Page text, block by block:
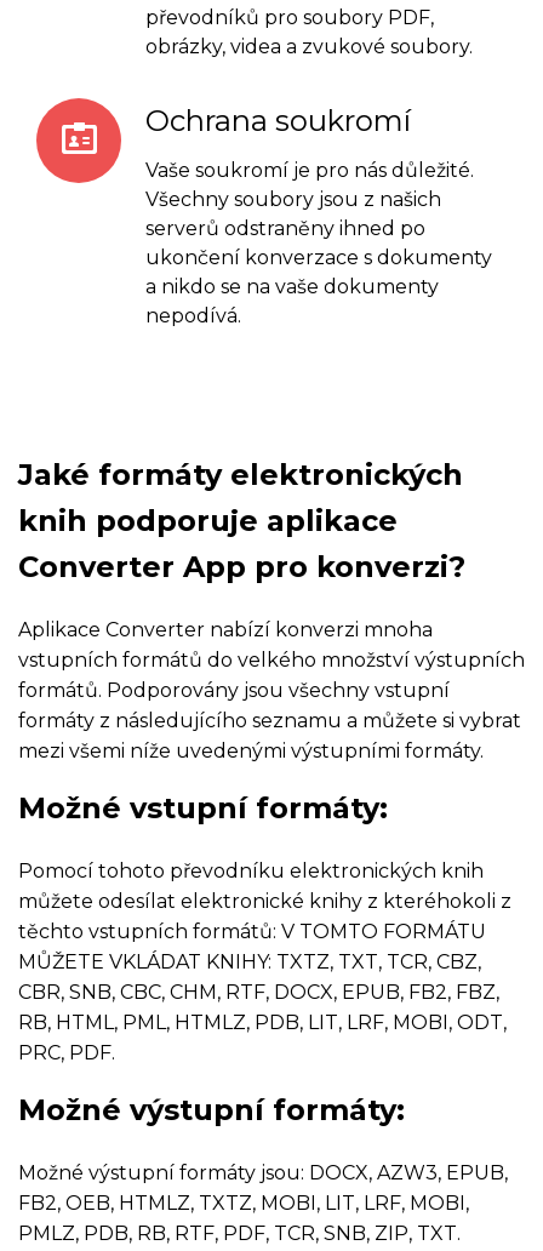
převodníků pro soubory PDF,
obrázky, videa a zvukové soubory.
Ochrana soukromí
Vaše soukromí je pro nás důležité.
Všechny soubory jsou z našich
serverů odstraněny ihned po
ukončení konverzace s dokumenty
a nikdo se na vaše dokumenty
nepodívá.
Jaké formáty elektronických
knih podporuje aplikace
Converter App pro konverzi?
Aplikace Converter nabízí konverzi mnoha
vstupních formátů do velkého množství výstupních
formátů. Podporovány jsou všechny vstupní
formáty z následujícího seznamu a můžete si vybrat
mezi všemi níže uvedenými výstupními formáty.
Možné vstupní formáty:
Pomocí tohoto převodníku elektronických knih
můžete odesílat elektronické knihy z kteréhokoli z
těchto vstupních formátů: V TOMTO FORMÁTU
MŮŽETE VKLÁDAT KNIHY: TXTZ, TXT, TCR, CBZ,
CBR, SNB, CBC, CHM, RTF, DOCX, EPUB, FB2, FBZ,
RB, HTML, PML, HTMLZ, PDB, LIT, LRF, MOBI, ODT,
PRC, PDF.
Možné výstupní formáty:
Možné výstupní formáty jsou: DOCX, AZW3, EPUB,
FB2, OEB, HTMLZ, TXTZ, MOBI, LIT, LRF, MOBI,
PMLZ, PDB, RB, RTF, PDF, TCR, SNB, ZIP, TXT.